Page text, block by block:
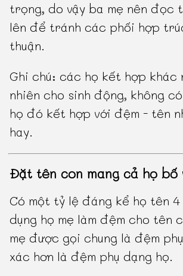
trọng, do vậy ba mẹ nên đọc
lên để tránh các phối hợp
thuận.
Ghi chú: các họ kết hợp khác
nhiên cho sinh động, không
họ đó kết hợp với đệm - tên
hay.
Đặt tên con mang cả họ bố
Có một tỷ lệ đáng kể họ tên 4
dụng họ mẹ làm đệm cho tên
mẹ được gọi chung là đệm
xác hơn là đệm phụ dạng họ.